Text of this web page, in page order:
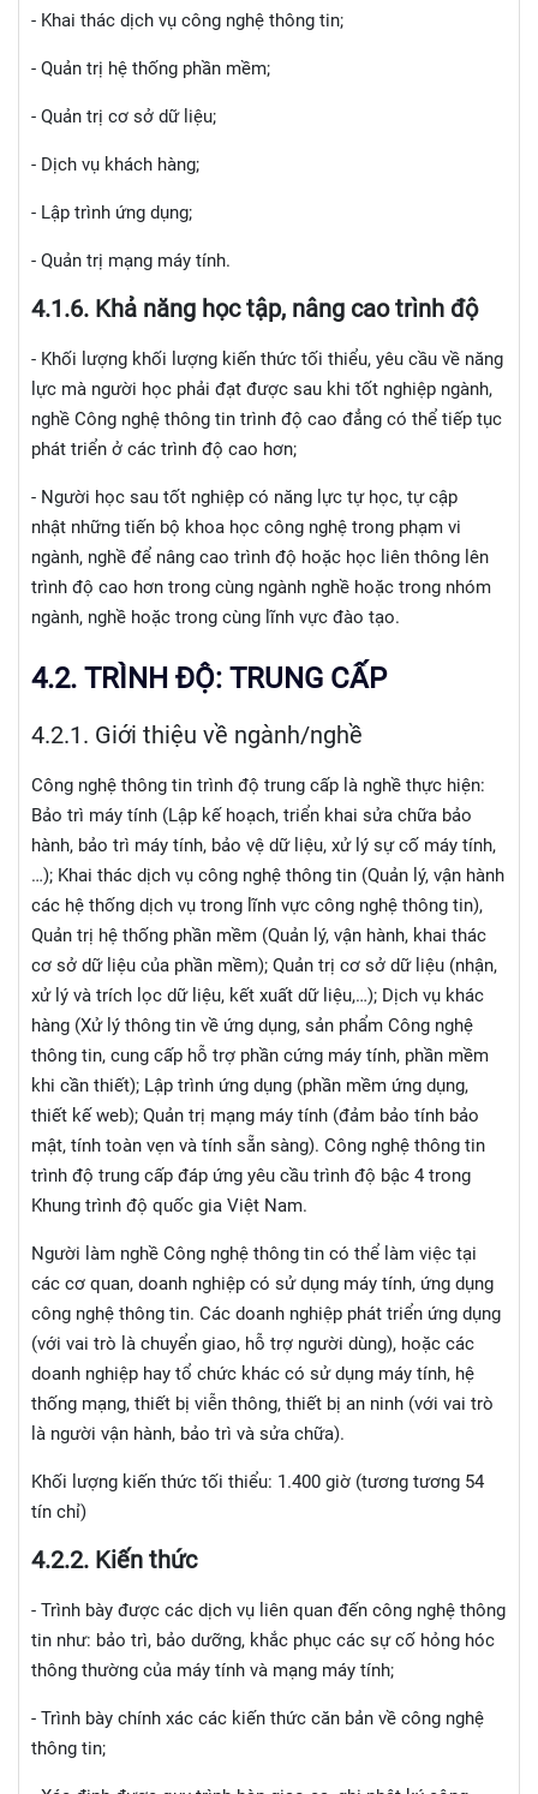
- Khai thác dịch vụ công nghệ thông tin;
- Quản trị hệ thống phần mềm;
- Quản trị cơ sở dữ liệu;
- Dịch vụ khách hàng;
- Lập trình ứng dụng;
- Quản trị mạng máy tính.
4.1.6. Khả năng học tập, nâng cao trình độ
- Khối lượng khối lượng kiến thức tối thiểu, yêu cầu về năng
lực mà người học phải đạt được sau khi tốt nghiệp ngành,
nghề Công nghệ thông tin trình độ cao đẳng có thể tiếp tục
phát triển ở các trình độ cao hơn;
- Người học sau tốt nghiệp có năng lực tự học, tự cập
nhật những tiến bộ khoa học công nghệ trong phạm vi
ngành, nghề để nâng cao trình độ hoặc học liên thông lên
trình độ cao hơn trong cùng ngành nghề hoặc trong nhóm
ngành, nghề hoặc trong cùng lĩnh vực đào tạo.
4.2. TRÌNH ĐỘ: TRUNG CẤP
4.2.1. Giới thiệu về ngành/nghề
Công nghệ thông tin trình độ trung cấp là nghề thực hiện:
Bảo trì máy tính (Lập kế hoạch, triển khai sửa chữa bảo
hành, bảo trì máy tính, bảo vệ dữ liệu, xử lý sự cố máy tính,
…); Khai thác dịch vụ công nghệ thông tin (Quản lý, vận hành
các hệ thống dịch vụ trong lĩnh vực công nghệ thông tin),
Quản trị hệ thống phần mềm (Quản lý, vận hành, khai thác
cơ sở dữ liệu của phần mềm); Quản trị cơ sở dữ liệu (nhận,
xử lý và trích lọc dữ liệu, kết xuất dữ liệu,…); Dịch vụ khác
hàng (Xử lý thông tin về ứng dụng, sản phẩm Công nghệ
thông tin, cung cấp hỗ trợ phần cứng máy tính, phần mềm
khi cần thiết); Lập trình ứng dụng (phần mềm ứng dụng,
thiết kế web); Quản trị mạng máy tính (đảm bảo tính bảo
mật, tính toàn vẹn và tính sẵn sàng). Công nghệ thông tin
trình độ trung cấp đáp ứng yêu cầu trình độ bậc 4 trong
Khung trình độ quốc gia Việt Nam.
Người làm nghề Công nghệ thông tin có thể làm việc tại
các cơ quan, doanh nghiệp có sử dụng máy tính, ứng dụng
công nghệ thông tin. Các doanh nghiệp phát triển ứng dụng
(với vai trò là chuyển giao, hỗ trợ người dùng), hoặc các
doanh nghiệp hay tổ chức khác có sử dụng máy tính, hệ
thống mạng, thiết bị viễn thông, thiết bị an ninh (với vai trò
là người vận hành, bảo trì và sửa chữa).
Khối lượng kiến thức tối thiểu: 1.400 giờ (tương tương 54
tín chỉ)
4.2.2. Kiến thức
- Trình bày được các dịch vụ liên quan đến công nghệ thông
tin như: bảo trì, bảo dưỡng, khắc phục các sự cố hỏng hóc
thông thường của máy tính và mạng máy tính;
- Trình bày chính xác các kiến thức căn bản về công nghệ
thông tin;